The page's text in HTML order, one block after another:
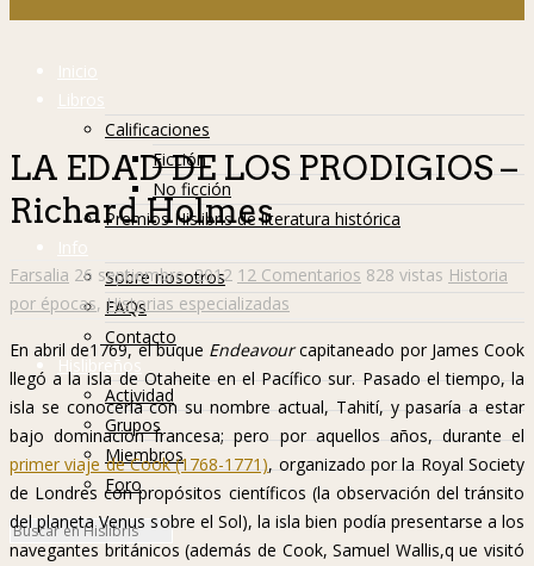
Inicio
Libros
Calificaciones
Ficción
No ficción
Premios Hislibris de literatura histórica
Info
Sobre nosotros
FAQs
Contacto
Hislibreños
Actividad
Grupos
Miembros
Foro
LA EDAD DE LOS PRODIGIOS –
Richard Holmes
Farsalia 26 septiembre, 2012 12 Comentarios 828 vistas Historia
por épocas, Historias especializadas
En abril de1769, el buque Endeavourcapitaneado por James Cook
llegó a la isla de Otaheite en el Pacífico sur. Pasado el tiempo, la
isla se conocería con su nombre actual, Tahití, y pasaría a estar
bajo dominación francesa; pero por aquellos años, durante el
primer viaje de Cook (1768-1771), organizado por la Royal Society
de Londres con propósitos científicos (la observación del tránsito
del planeta Venus sobre el Sol), la isla bien podía presentarse a los
navegantes británicos (además de Cook, Samuel Wallis,q ue visitó